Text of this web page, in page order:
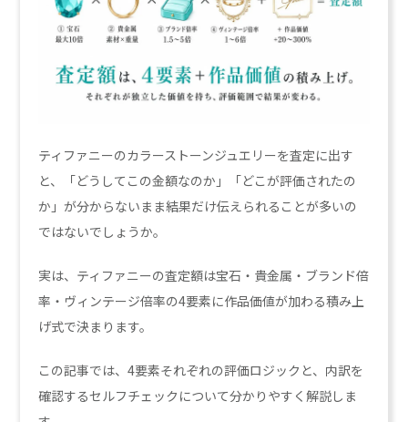
ティファニーのカラーストーンジュエリーを査定に出す
と、「どうしてこの金額なのか」「どこが評価されたの
か」が分からないまま結果だけ伝えられることが多いの
ではないでしょうか。
実は、ティファニーの査定額は宝石・貴金属・ブランド倍
率・ヴィンテージ倍率の4要素に作品価値が加わる積み上
げ式で決まります。
この記事では、4要素それぞれの評価ロジックと、内訳を
確認するセルフチェックについて分かりやすく解説しま